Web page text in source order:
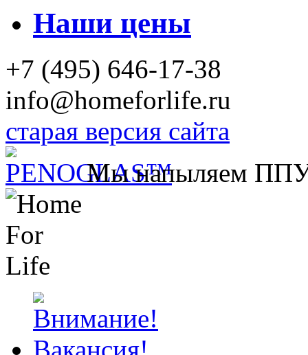
Наши цены
+7 (495) 646-17-38
info@homeforlife.ru
старая версия сайта
Мы напыляем